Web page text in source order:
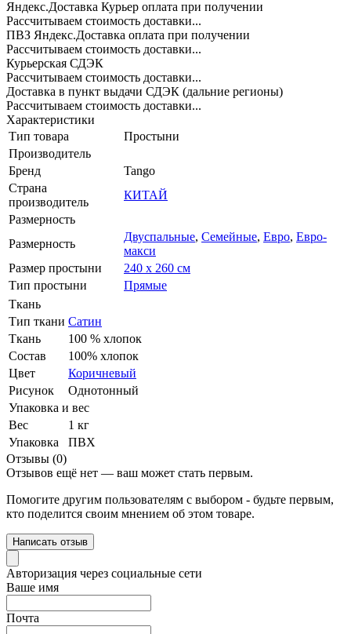
Яндекс.Доставка Курьер оплата при получении
Рассчитываем стоимость доставки...
ПВЗ Яндекс.Доставка оплата при получении
Рассчитываем стоимость доставки...
Курьерская СДЭК
Рассчитываем стоимость доставки...
Доставка в пункт выдачи СДЭК (дальние регионы)
Рассчитываем стоимость доставки...
Характеристики
Тип товара
Простыни
Производитель
Бренд
Tango
Страна
производитель
КИТАЙ
Размерность
Размерность
Двуспальные, Семейные, Евро, Евро-
макси
Размер простыни
240 х 260 см
Тип простыни
Прямые
Ткань
Тип ткани Сатин
Ткань
100 % хлопок
Состав
100% хлопок
Цвет
Коричневый
Рисунок
Однотонный
Упаковка и вес
Вес
1 кг
Упаковка
ПВХ
Отзывы (0)
Отзывов ещё нет — ваш может стать первым.
Помогите другим пользователям с выбором - будьте первым,
кто поделится своим мнением об этом товаре.
Написать отзыв
Авторизация через социальные сети
Ваше имя
Почта